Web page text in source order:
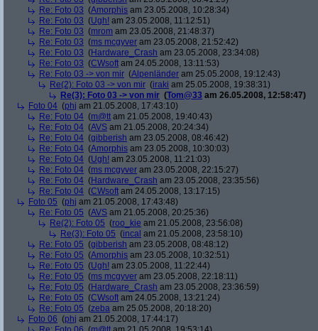
Re: Foto 03 (Amorphis am 23.05.2008, 10:28:34)
Re: Foto 03 (Ugh! am 23.05.2008, 11:12:51)
Re: Foto 03 (mrom am 23.05.2008, 21:48:37)
Re: Foto 03 (ms mcgyver am 23.05.2008, 21:52:42)
Re: Foto 03 (Hardware_Crash am 23.05.2008, 23:34:08)
Re: Foto 03 (CWsoft am 24.05.2008, 13:11:53)
Re: Foto 03 -> von mir (Alpenländer am 25.05.2008, 19:12:43)
Re(2): Foto 03 -> von mir (iraki am 25.05.2008, 19:38:31)
Re(3): Foto 03 -> von mir (Tom@33 am 26.05.2008, 12:58:47)
Foto 04 (phj am 21.05.2008, 17:43:10)
Re: Foto 04 (m@tt am 21.05.2008, 19:40:43)
Re: Foto 04 (AVS am 21.05.2008, 20:24:34)
Re: Foto 04 (gibberish am 23.05.2008, 08:46:42)
Re: Foto 04 (Amorphis am 23.05.2008, 10:30:03)
Re: Foto 04 (Ugh! am 23.05.2008, 11:21:03)
Re: Foto 04 (ms mcgyver am 23.05.2008, 22:15:27)
Re: Foto 04 (Hardware_Crash am 23.05.2008, 23:35:56)
Re: Foto 04 (CWsoft am 24.05.2008, 13:17:15)
Foto 05 (phj am 21.05.2008, 17:43:48)
Re: Foto 05 (AVS am 21.05.2008, 20:25:36)
Re(2): Foto 05 (roo_kie am 21.05.2008, 23:56:08)
Re(3): Foto 05 (incal am 21.05.2008, 23:58:10)
Re: Foto 05 (gibberish am 23.05.2008, 08:48:12)
Re: Foto 05 (Amorphis am 23.05.2008, 10:32:51)
Re: Foto 05 (Ugh! am 23.05.2008, 11:22:44)
Re: Foto 05 (ms mcgyver am 23.05.2008, 22:18:11)
Re: Foto 05 (Hardware_Crash am 23.05.2008, 23:36:59)
Re: Foto 05 (CWsoft am 24.05.2008, 13:21:24)
Re: Foto 05 (zeba am 25.05.2008, 20:18:20)
Foto 06 (phj am 21.05.2008, 17:44:17)